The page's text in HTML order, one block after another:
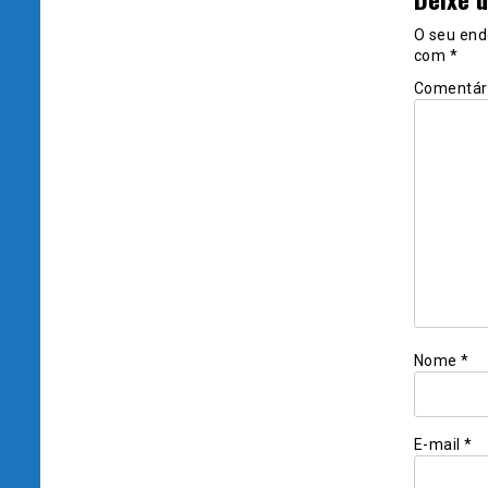
O seu
com *
Nome *
E-mail *